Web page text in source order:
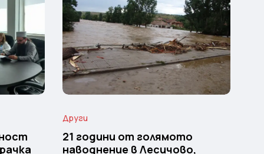
Други
21 години от голямото
наводнение в Лесичово,